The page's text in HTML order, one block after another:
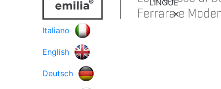
LINGUE
Italiano
English
Deutsch